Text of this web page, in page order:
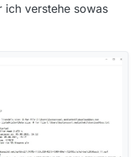
ich verstehe sowas